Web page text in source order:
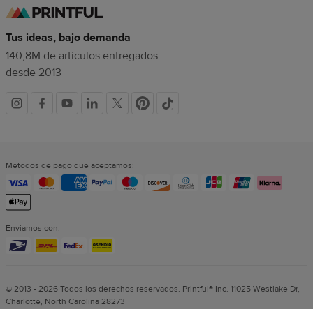
Tus ideas, bajo demanda
140,8M de artículos entregados
desde 2013
Redes
Métodos de pago que aceptamos:
Enviamos con:
© 2013 - 2026 Todos los derechos reservados. Printful® Inc. 11025 Westlake Dr,
Charlotte, North Carolina 28273